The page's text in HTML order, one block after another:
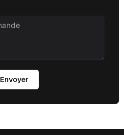
Envoyer